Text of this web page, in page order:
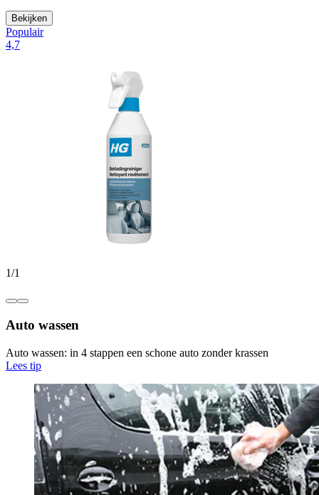
Bekijken
Populair
4,7
1/1
Auto wassen
Auto wassen: in 4 stappen een schone auto zonder krassen
Lees tip